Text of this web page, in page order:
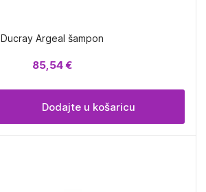
Ducray Argeal šampon
85,54 €
Dodajte u košaricu